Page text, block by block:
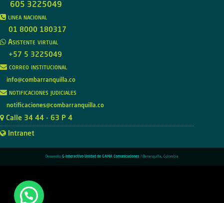
605 3225049
linea nacional
01 8000 180317
Asistente virtual
+57 5 3225049
correo institucional
info@combarranquilla.co
notificaciones judiciales
notificaciones@combarranquilla.co
Calle 34 44 - 63 P 4
Intranet
Desarrollo G-Interactivo Unidad de GAMA Comunicaciones / Barranquilla, Colombia